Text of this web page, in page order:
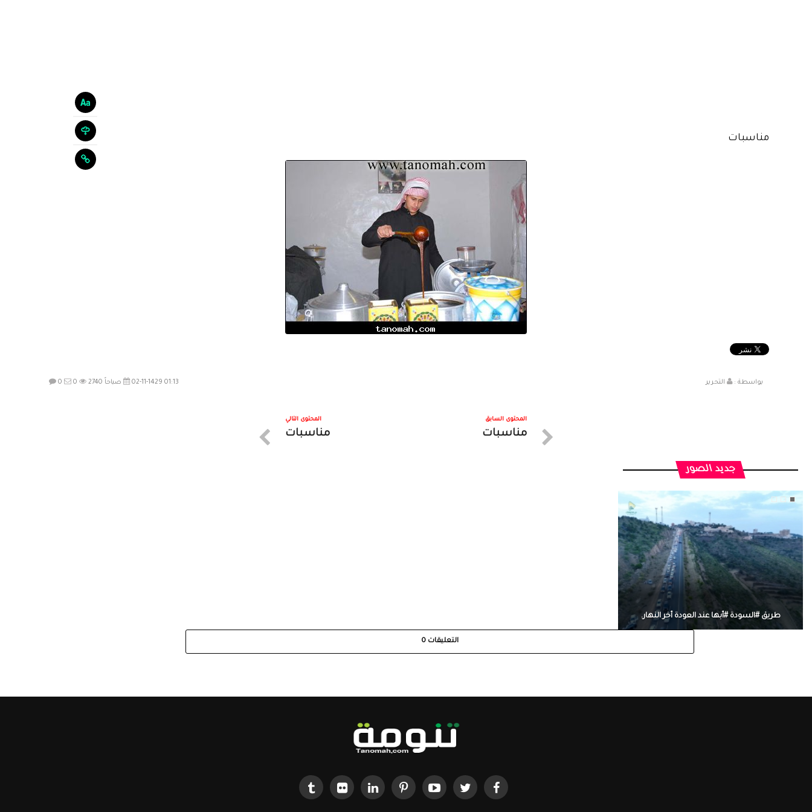
مناسبات
بواسطة : التحرير 02-11-1429 01:13 صباحاً 0 0 2740
المحتوى السابق
مناسبات
المحتوى التالي
مناسبات
جديد الصور
طريق #السودة #أبها عند العودة أخر النهار.
التعليقات 0